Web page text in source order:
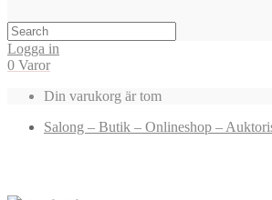
Logga in
0 Varor
Din varukorg är tom
Salong – Butik – Onlineshop –